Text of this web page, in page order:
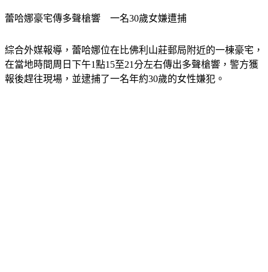
蕾哈娜豪宅傳多聲槍響　一名30歲女嫌遭捕
綜合外媒報導，蕾哈娜位在比佛利山莊郵局附近的一棟豪宅，
在當地時間周日下午1點15至21分左右傳出多聲槍響，警方獲
報後趕往現場，並逮捕了一名年約30歲的女性嫌犯。